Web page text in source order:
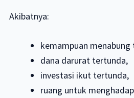
Akibatnya:
kemampuan menabung
dana darurat tertunda,
investasi ikut tertunda,
ruang untuk